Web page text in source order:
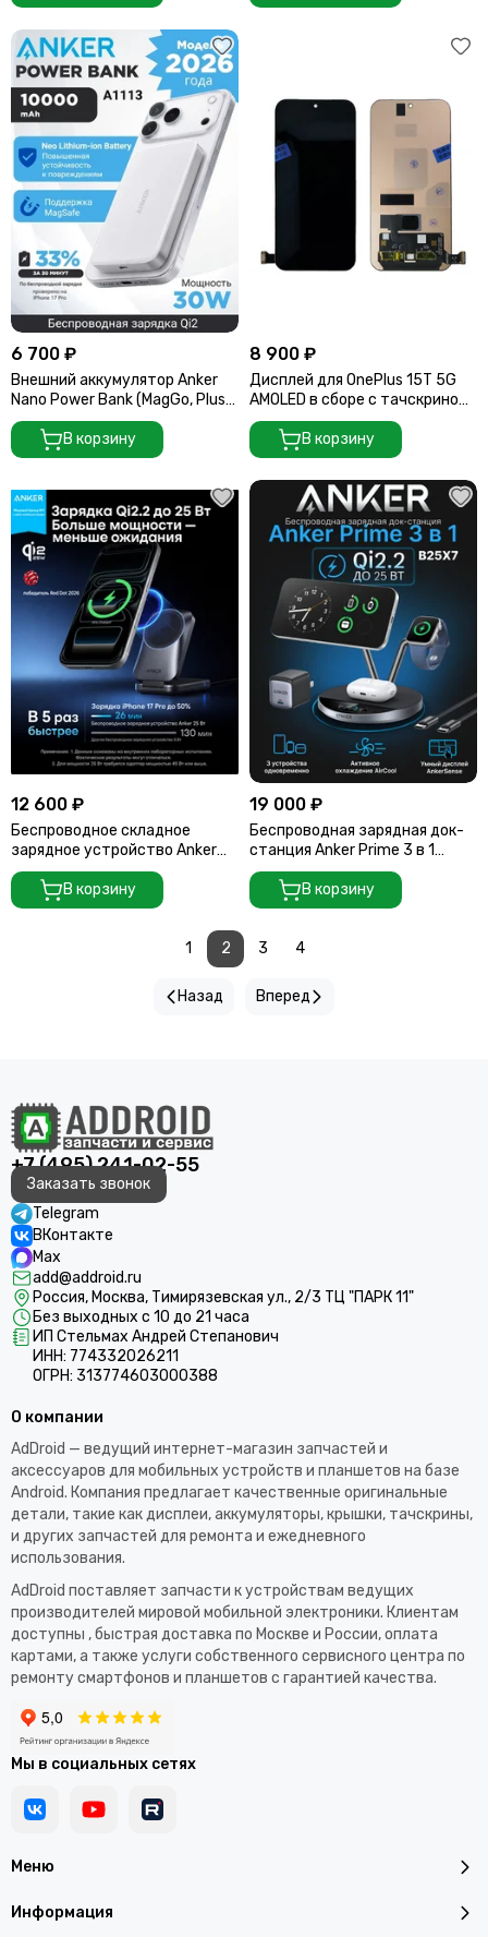
6 700 ₽
Внешний аккумулятор Anker
Nano Power Bank (MagGo, Plus)
10000 mAh A1113 White (Белый)
В корзину
8 900 ₽
Дисплей для OnePlus 15T 5G
AMOLED в сборе с тачскрином
(Black)
В корзину
12 600 ₽
Беспроводное складное
зарядное устройство Anker
Prime 3 в 1 MagGo, AirCool
(B25N1) серый (Phantom Grey)
В корзину
19 000 ₽
Беспроводная зарядная док-
станция Anker Prime 3 в 1
MagGo, AirCool (B25X7) черный
(Black Stone)
В корзину
Назад
1 2 3 4
Вперед
+7 (495) 241-02-55
Заказать звонок
Telegram
ВКонтакте
Max
add@addroid.ru
Россия, Москва, Тимирязевская ул., 2/3 ТЦ "ПАРК 11"
Без выходных с 10 до 21 часа
ИП Стельмах Андрей Степанович
ИНН: 774332026211
ОГРН: 313774603000388
Меню
Информация
О компании
AdDroid — ведущий интернет-магазин запчастей и
аксессуаров для мобильных устройств и планшетов на базе
Android. Компания предлагает качественные оригинальные
детали, такие как дисплеи, аккумуляторы, крышки, тачскрины,
и других запчастей для ремонта и ежедневного
использования.​
AdDroid поставляет запчасти к устройствам ведущих
производителей мировой мобильной электроники. Клиентам
доступны , быстрая доставка по Москве и России, оплата
картами, а также услуги собственного сервисного центра по
ремонту смартфонов и планшетов с гарантией качества.
Мы в социальных сетях